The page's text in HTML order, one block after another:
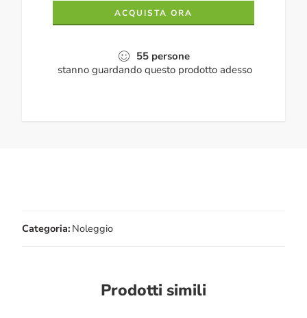
ACQUISTA ORA
55 persone
stanno guardando questo prodotto adesso
Categoria: Noleggio
Prodotti simili